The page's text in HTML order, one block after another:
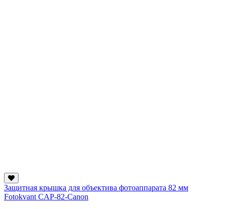
Защитная крышка для объектива фотоаппарата 82 мм
Fotokvant CAP-82-Canon